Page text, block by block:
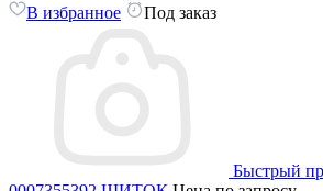
В избранное
Под заказ
Быстрый